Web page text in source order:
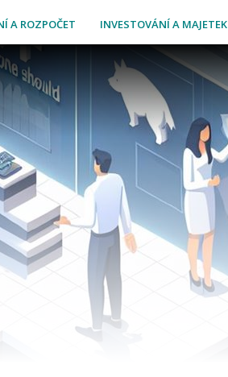
A ROZPOČET INVESTOVÁNÍ A MAJETEK